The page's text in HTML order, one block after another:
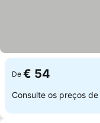
De € 54
Consulte os preços de